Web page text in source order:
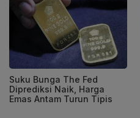
Suku Bunga The Fed
Diprediksi Naik, Harga
Emas Antam Turun Tipis